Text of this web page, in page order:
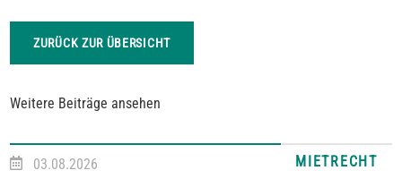
ZURÜCK ZUR ÜBERSICHT
Weitere Beiträge ansehen
03.08.2026 MIETRECHT